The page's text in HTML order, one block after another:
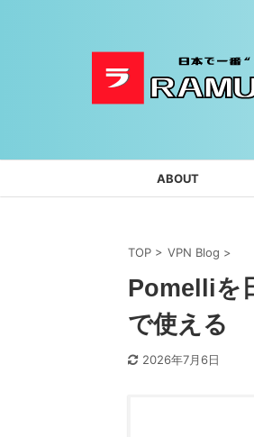
ABOUT
TOP > VPN Blog >
Pomelliを
で使える
2026年7月6日